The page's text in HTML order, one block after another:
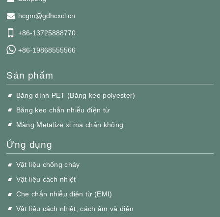
hcgm@gdhcxcl.cn
+86-13725888770
+86-19868555566
Sản phẩm
Băng dính PET (Băng keo polyester)
Băng keo chắn nhiễu điện từ
Màng Metalize xi mạ chân không
Ứng dụng
Vật liệu chống cháy
Vật liệu cách nhiệt
Che chắn nhiễu điện từ (EMI)
Vật liệu cách nhiệt, cách âm và điện